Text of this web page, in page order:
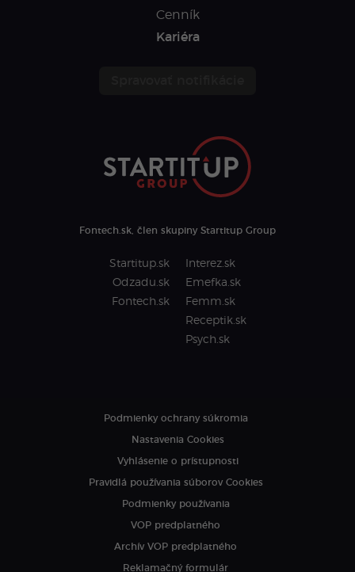
Cenník
Kariéra
Fontech.sk, člen skupiny Startitup Group
Startitup.sk
Odzadu.sk
Fontech.sk
Interez.sk
Emefka.sk
Femm.sk
Receptik.sk
Psych.sk
Podmienky ochrany súkromia
Nastavenia Cookies
Vyhlásenie o prístupnosti
Pravidlá používania súborov Cookies
Podmienky používania
VOP predplatného
Archív VOP predplatného
Reklamačný formulár